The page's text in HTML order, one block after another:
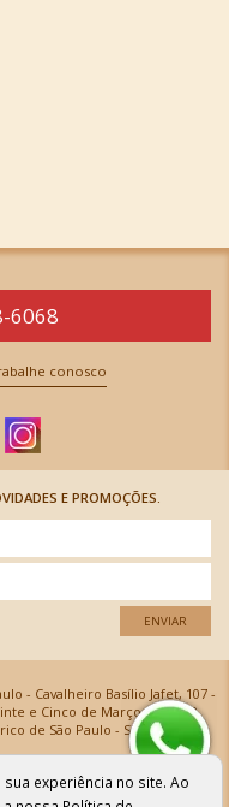
6068
conosco
E PROMOÇÕES.
ENVIAR
- Cavalheiro Basílio Jafet, 107 -
e Cinco de Março, 576 - SP,
de São Paulo - SP
61.069.639/0001-18
virtual não valem para nossa loja física e
de crédito sujeitas a análise e
experiência no site. Ao